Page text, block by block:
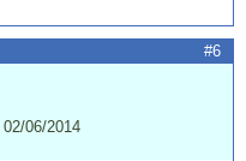
#6
06/2014